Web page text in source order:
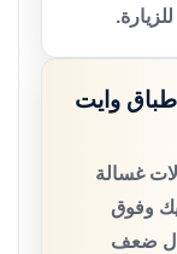
وايت
غسالة
وفوق
ضعف